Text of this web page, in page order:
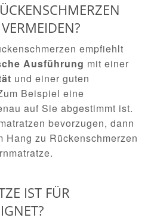
empfiehlt
Ausführung mit einer
und einer guten
Beispiel eine
auf Sie abgestimmt ist.
bevorzugen, dann
Hang zu Rückenschmerzen
IST FÜR